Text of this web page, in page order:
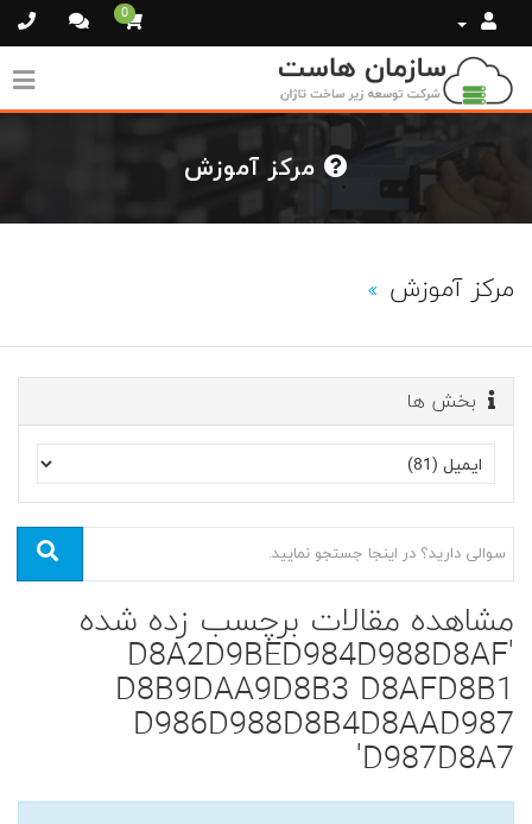
0
مرکز آموزش
بخش ها
مشاهده مقالات برچسب زده شده
'D8A2D9BED984D988D8AF
D8B9DAA9D8B3 D8AFD8B1
D986D988D8B4D8AAD987
D987D8A7'